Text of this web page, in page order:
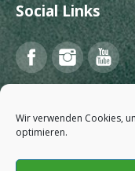
Wir verwenden Cookies,
optimieren.
Social Links
Facebook